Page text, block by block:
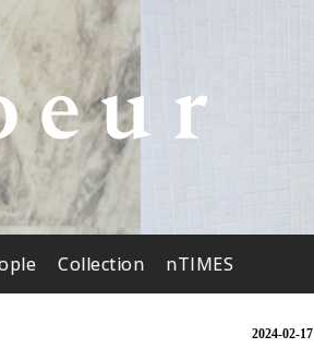
Collection nTIMES
2024-02-17